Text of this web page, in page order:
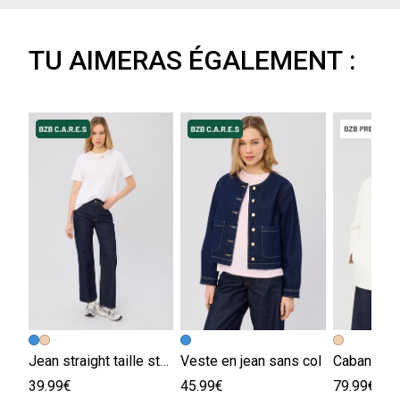
TU AIMERAS ÉGALEMENT :
Jean straight taille standard
39.99€
Veste en jean sans col
45.99€
Caban en
79.99€